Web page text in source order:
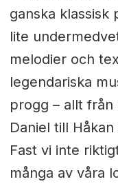
ganska klassisk
lite
melodier och
legendariska
progg – allt
Daniel till
Fast vi inte
många av våra